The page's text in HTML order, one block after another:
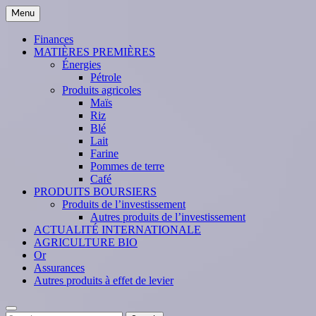
Skip
to
content
Menu
Finances
MATIÈRES PREMIÈRES
Énergies
Pétrole
Produits agricoles
Maïs
Riz
Blé
Lait
Farine
Pommes de terre
Café
PRODUITS BOURSIERS
Produits de l’investissement
Autres produits de l’investissement
ACTUALITÉ INTERNATIONALE
AGRICULTURE BIO
Or
Assurances
Autres produits à effet de levier
Search